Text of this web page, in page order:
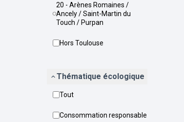
20 - Arènes Romaines /
Ancely / Saint-Martin du
Touch / Purpan
Hors Toulouse
Thématique écologique
Tout
Consommation responsable